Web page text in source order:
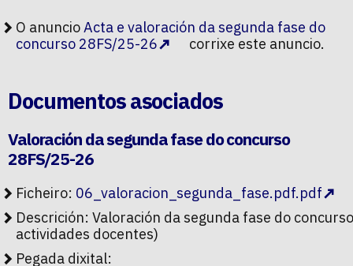
O anuncioActa e valoración da segunda fase do
concurso 28FS/25-26
corrixe este anuncio.
Documentos asociados
Valoración da segunda fase do concurso
28FS/25-26
Ficheiro: 06_valoracion_segunda_fase.pdf.pdf
Descrición: Valoración da segunda fase do
actividades docentes)
Pegada dixital: